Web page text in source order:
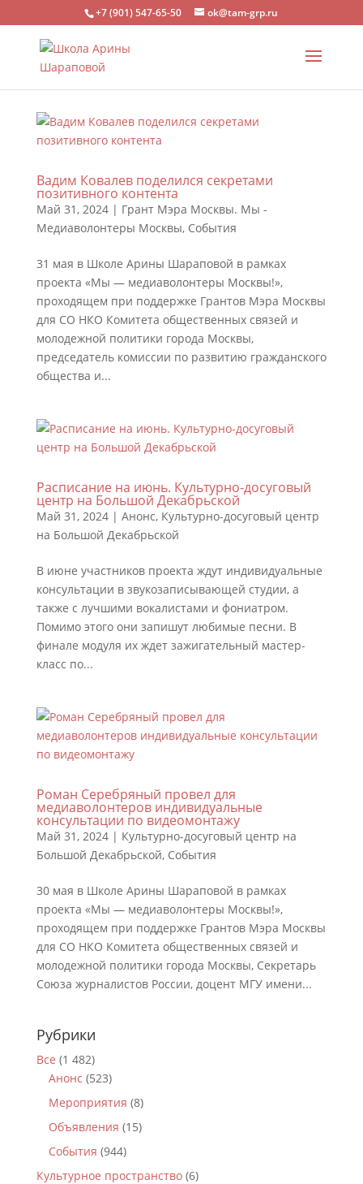
+7 (901) 547-65-50 ok@tam-grp.ru
Вадим Ковалев поделился секретами
позитивного контента
Май 31, 2024| Грант Мэра Москвы. Мы -
Медиаволонтеры Москвы, События
31 мая в Школе Арины Шараповой в рамках
проекта «Мы — медиаволонтеры Москвы!»,
проходящем при поддержке Грантов Мэра Москвы
для СО НКО Комитета общественных связей и
молодежной политики города Москвы,
председатель комиссии по развитию гражданского
общества и...
Расписание на июнь. Культурно-досуговый
центр на Большой Декабрьской
Май 31, 2024| Анонс, Культурно-досуговый центр
на Большой Декабрьской
В июне участников проекта ждут индивидуальные
консультации в звукозаписывающей студии, а
также с лучшими вокалистами и фониатром.
Помимо этого они запишут любимые песни. В
финале модуля их ждет зажигательный мастер-
класс по...
Роман Серебряный провел для
медиаволонтеров индивидуальные
консультации по видеомонтажу
Май 31, 2024| Культурно-досуговый центр на
Большой Декабрьской, События
30 мая в Школе Арины Шараповой в рамках
проекта «Мы — медиаволонтеры Москвы!»,
проходящем при поддержке Грантов Мэра Москвы
для СО НКО Комитета общественных связей и
молодежной политики города Москвы, Секретарь
Союза журналистов России, доцент МГУ имени...
Рубрики
Все (1 482)
Анонс (523)
Мероприятия (8)
Объявления (15)
События (944)
Культурное пространство(6)